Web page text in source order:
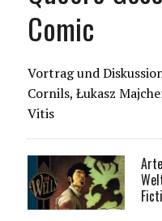
Comic
Vortrag und
Cornils, Łukasz
Vitis